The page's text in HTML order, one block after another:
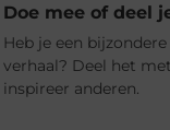
Doe mee of deel
Heb je een
verhaal? Deel het
inspireer anderen.